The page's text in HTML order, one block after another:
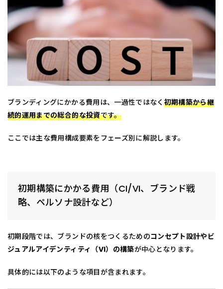
ブランディングにかかる費用は、一過性ではなく 初期構築から継
続的運用までの総合的な投資です。
ここでは主な費用構成要素をフェーズ別に解説します。
初期構築にかかる費用（CI/VI、ブランド戦
略、ペルソナ設計など）
初期段階では、ブランドの核をつくるためのコンセプト設計やビ
ジュアルアイデンティティ（VI）の構築が中心となります。
具体的には以下のような項目が含まれます。